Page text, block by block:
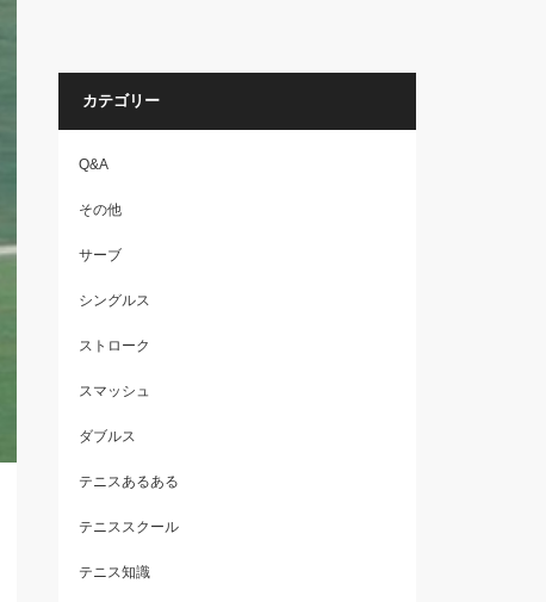
カテゴリー
Q&A
その他
サーブ
シングルス
ストローク
スマッシュ
ダブルス
テニスあるある
テニススクール
テニス知識